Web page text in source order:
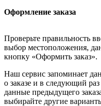
Оформление заказа
Проверьте правильность
выбор местоположения,
кнопку «Оформить заказ».
Наш сервис запоминает
о заказе и в следующий
данные предыдущего
выбирайте другие